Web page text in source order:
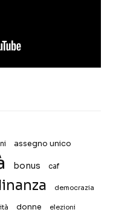
assegno unico
bonus caf
democrazia
donne elezioni